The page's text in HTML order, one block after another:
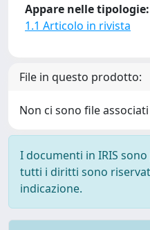
Appare nelle tipologie:
1.1 Articolo in rivista
File in questo prodotto:
Non ci sono file
I documenti in IRIS
tutti i diritti sono
indicazione.